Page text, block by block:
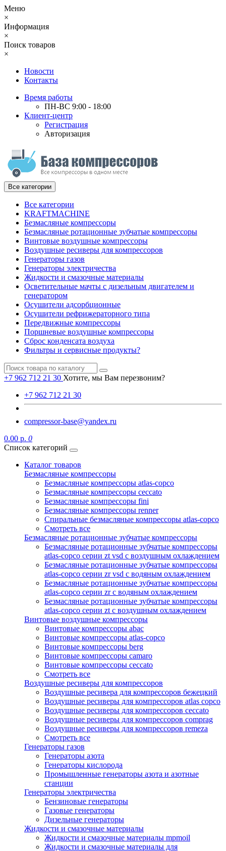
Меню
×
Информация
×
Поиск товаров
×
Новости
Контакты
Время работы
ПН-ВС 9:00 - 18:00
Клиент-центр
Регистрация
Авторизация
Все категории
Все категории
KRAFTMACHINE
Безмасляные компрессоры
Безмасляные ротационные зубчатые компрессоры
Винтовые воздушные компрессоры
Воздушные ресиверы для компрессоров
Генераторы газов
Генераторы электричества
Жидкости и смазочные материалы
Осветительные мачты с дизельным двигателем и
генератором
Осушители адсорбционные
Осушители рефрижераторного типа
Передвижные компрессоры
Поршневые воздушные компрессоры
Сброс конденсата воздуха
Фильтры и сервисные продукты?
+7 962 712 21 30 Хотите, мы Вам перезвоним?
+7 962 712 21 30
compressor-base@yandex.ru
0.00 р. 0
Список категорий
Каталог товаров
Безмасляные компрессоры
Безмасляные компрессоры atlas-copco
Безмасляные компрессоры ceccato
Безмасляные компрессоры fini
Безмасляные компрессоры renner
Спиральные безмасляные компрессоры atlas-copco
Смотреть все
Безмасляные ротационные зубчатые компрессоры
Безмасляные ротационные зубчатые компрессоры
atlas-copco серии zt vsd с воздушным охлаждением
Безмасляные ротационные зубчатые компрессоры
atlas-copco серии zr vsd с водяным охлаждением
Безмасляные ротационные зубчатые компрессоры
atlas-copco серии zr с водяным охлаждением
Безмасляные ротационные зубчатые компрессоры
atlas-copco серии zt с воздушным охлаждением
Винтовые воздушные компрессоры
Винтовые компрессоры abac
Винтовые компрессоры atlas-copco
Винтовые компрессоры berg
Винтовые компрессоры camaro
Винтовые компрессоры ceccato
Смотреть все
Воздушные ресиверы для компрессоров
Воздушные ресивера для компрессоров бежецкий
Воздушные ресиверы для компрессоров atlas copco
Воздушные ресиверы для компрессоров ceccato
Воздушные ресиверы для компрессоров comprag
Воздушные ресиверы для компрессоров remeza
Смотреть все
Генераторы газов
Генераторы азота
Генераторы кислорода
Промышленные генераторы азота и азотные
станции
Генераторы электричества
Бензиновые генераторы
Газовые генераторы
Дизельные генераторы
Жидкости и смазочные материалы
Жидкости и смазочные материалы mpmoil
Жидкости и смазочные материалы для